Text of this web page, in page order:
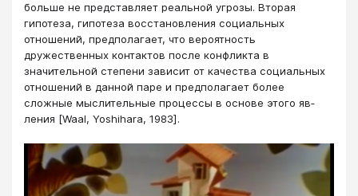
больше не представляет реальной угрозы. Вторая
гипотеза, гипотеза восстановления социальных
отношений, предполагает, что вероятность
дружественных контактов после конфликта в
значительной степени зависит от качества социальных
отношений в данной паре и предполагает более
сложные мыслительные процессы в основе этого яв­
ления [Waal, Yoshihara, 1983].